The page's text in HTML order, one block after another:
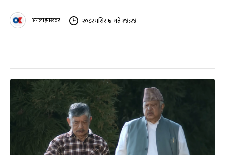
अनलाइनखबर २०८२ मंसिर ७ गते १४:२४